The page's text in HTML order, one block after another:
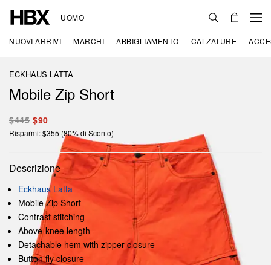
UOMO
NUOVI ARRIVI MARCHI ABBIGLIAMENTO CALZATURE
ECKHAUS LATTA
Mobile Zip Short
$445 $90
Risparmi: $355 (80% di Sconto)
Descrizione
Eckhaus Latta
Mobile Zip Short
Contrast stitching
Above-knee length
Detachable hem with zipper closure
Button fly closure